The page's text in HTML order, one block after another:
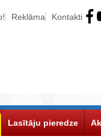
Reklāma Kontakti
Lasītāju pieredze